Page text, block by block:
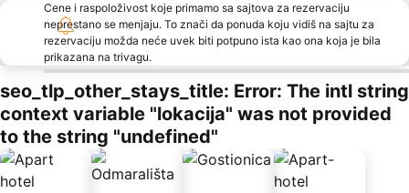
Cene i raspoloživost koje primamo sa sajtova za rezervaciju
neprestano se menjaju. To znači da ponuda koju vidiš na sajtu za
rezervaciju možda neće uvek biti potpuno ista kao ona koja je bila
prikazana na trivagu.
seo_tlp_other_stays_title: Error: The intl string
context variable "lokacija" was not provided
to the string "undefined"